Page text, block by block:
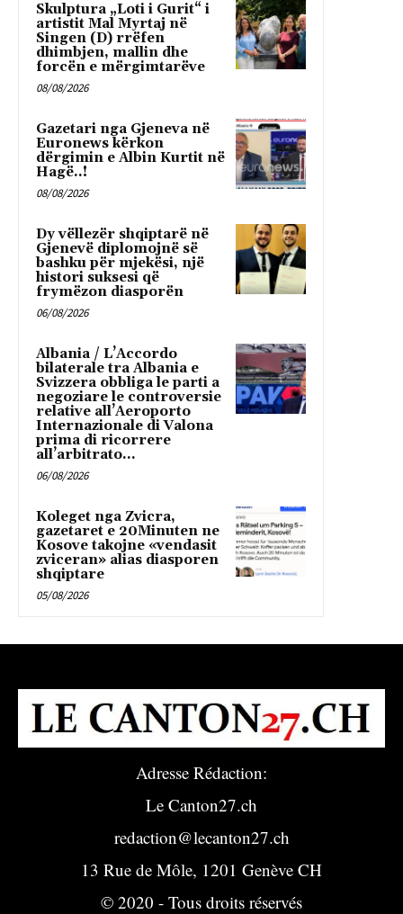
Skulptura „Loti i Gurit“ i
artistit Mal Myrtaj në
Singen (D) rrëfen
dhimbjen, mallin dhe
forcën e mërgimtarëve
08/08/2026
Gazetari nga Gjeneva në
Euronews kërkon
dërgimin e Albin Kurtit në
Hagë..!
08/08/2026
Dy vëllezër shqiptarë në
Gjenevë diplomojnë së
bashku për mjekësi, një
histori suksesi që
frymëzon diasporën
06/08/2026
Albania / L’Accordo
bilaterale tra Albania e
Svizzera obbliga le parti a
negoziare le controversie
relative all’Aeroporto
Internazionale di Valona
prima di ricorrere
all’arbitrato...
06/08/2026
Koleget nga Zvicra,
gazetaret e 20Minuten ne
Kosove takojne «vendasit
zviceran» alias diasporen
shqiptare
05/08/2026
Adresse Rédaction:
Le Canton27.ch
redaction@lecanton27.ch
13 Rue de Môle, 1201 Genève CH
© 2020 - Tous droits réservés